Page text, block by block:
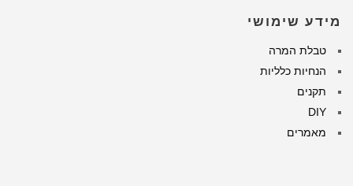
מידע שימושי
טבלת המרה
הנחיות כלליות
תקנים
DIY
מאמרים